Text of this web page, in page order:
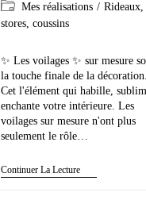
Mes réalisations / Rideaux,
stores, coussins
✨ Les voilages ✨ sur mesure
la touche finale de la décoration.
Cet l'élément qui habille,
enchante votre intérieure. Les
voilages sur mesure n'ont plus
seulement le rôle…
Continuer La Lecture